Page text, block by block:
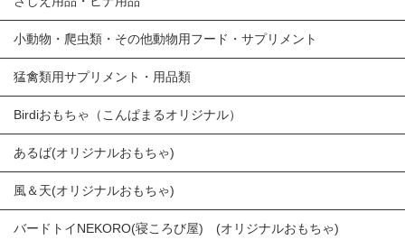
小動物・爬虫類・その他動物用フード・サプリメント
猛禽類用サプリメント・用品類
Birdiおもちゃ（こんぱまるオリジナル）
あるば(オリジナルおもちゃ)
風＆天(オリジナルおもちゃ)
バードトイNEKORO(寝ころび屋) (オリジナルおもちゃ)